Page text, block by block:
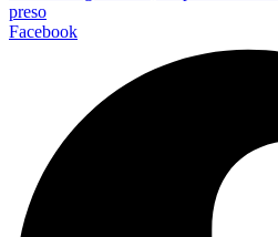
preso
Facebook